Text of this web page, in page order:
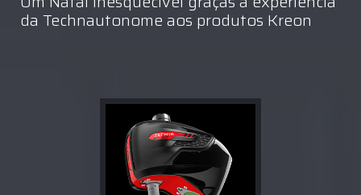
da Technautonome aos produtos Kreon